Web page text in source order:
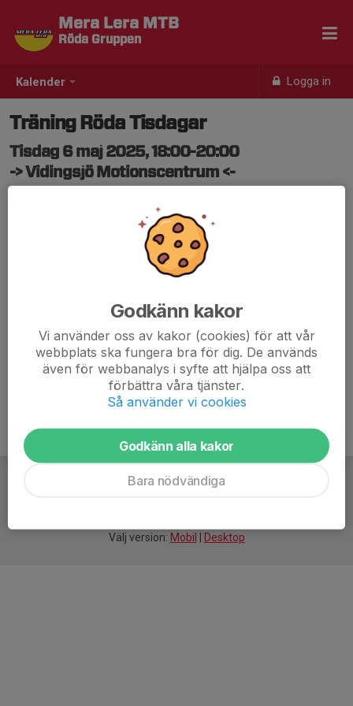
Kalender Logga in
Mera Lera MTB
Röda Gruppen
Träning Röda Tisdagar
Tisdag 6 maj 2025, 18:00-20:00
-> Vidingsjö Motionscentrum <-
Vi samlas i Vidingsjö som vanligt.
18:00 dom första träningarna, sen kör vi från 18:30.
Välj version: Mobil Desktop
Godkänn kakor
Vi använder oss av kakor (cookies) för att vår
webbplats ska fungera bra för dig. De används
även för webbanalys i syfte att hjälpa oss att
förbättra våra tjänster.
Så använder vi cookies
Godkänn alla kakor
Bara nödvändiga